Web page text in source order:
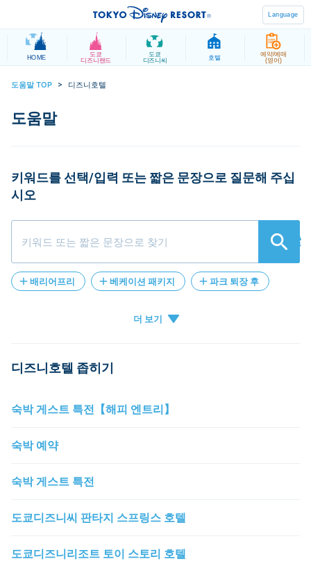
Language
HOME
도쿄
디즈니랜드
도쿄
디즈니씨
호텔
예약/예매
(영어)
도움말 TOP > 디즈니호텔
키워드를 선택/입력 또는 짧은 문장으로 질문해 주십
시오
検索
배리어프리 베케이션 패키지 파크 퇴장 후
디즈니호텔 좁히기
숙박 게스트 특전【해피 엔트리】
숙박 예약
숙박 게스트 특전
도쿄디즈니씨 판타지 스프링스 호텔
도쿄디즈니리조트 토이 스토리 호텔